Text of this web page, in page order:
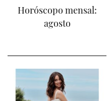
Horóscopo mensal:
agosto